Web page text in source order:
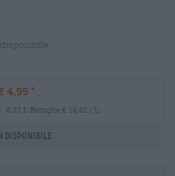
4,99
0,33 L Bottiglia € 14,42 / L
disponibile